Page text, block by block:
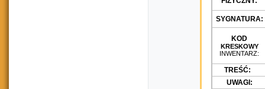
SYGNATURA:
KOD
KRESKOWY
INWENTARZ:
TREŚĆ:
UWAGI: